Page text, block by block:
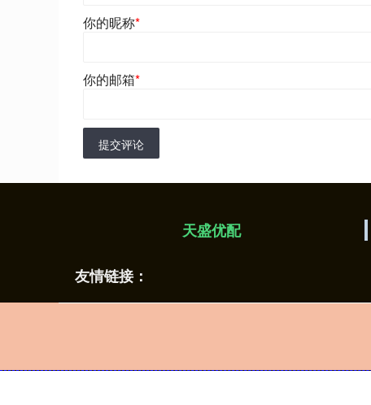
你的昵称*
你的邮箱*
提交评论
天盛优配
友情链接：